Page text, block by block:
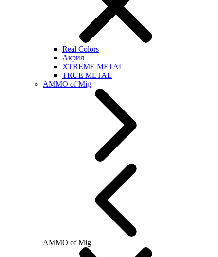
Real Colors
Акрил
XTREME METAL
TRUE METAL
AMMO of Mig
AMMO of Mig